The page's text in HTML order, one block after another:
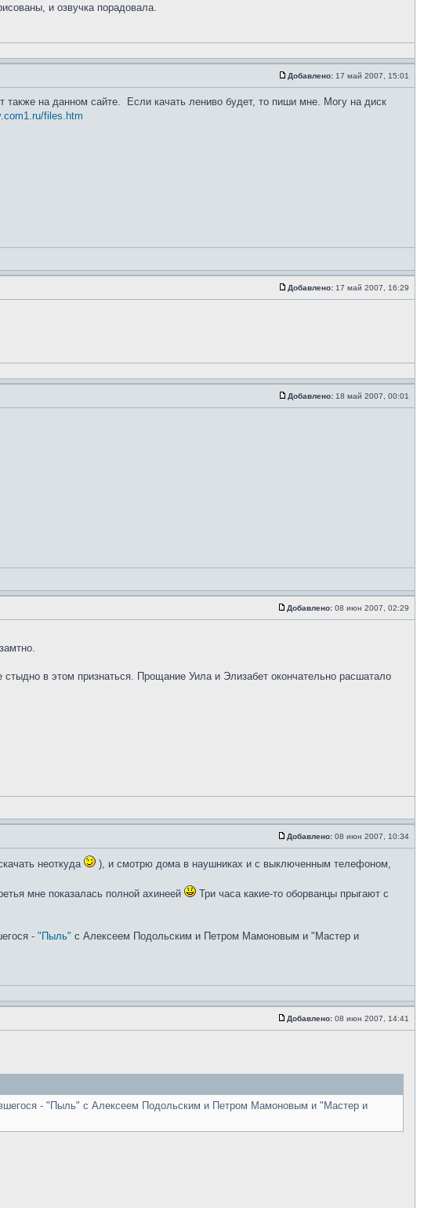
и озвучка порадовала.
Добавлено: 17 май 2007, 15:01
на данном сайте. Если качать лениво будет, то пиши мне. Могу на диск
files.htm
Добавлено: 17 май 2007, 16:29
Добавлено: 18 май 2007, 00:01
Добавлено: 08 июн 2007, 02:29
в этом признаться. Прощание Уила и Элизабет окончательно расшатало
Добавлено: 08 июн 2007, 10:34
неоткуда
), и смотрю дома в наушниках и с выключенным телефоном,
мне показалась полной ахинеей
Три часа какие-то оборванцы прыгают с
- "Пыль" с Алексеем Подольским и Петром Мамоновым и "Мастер и
Добавлено: 08 июн 2007, 14:41
- "Пыль" с Алексеем Подольским и Петром Мамоновым и "Мастер и